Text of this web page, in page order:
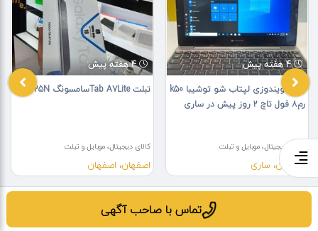
تماس با صاحب آگهی
4 هفته پیش
تبلت Tab A7Liteسامسونگ T225N
کالای دیجیتال، موبایل و تبلت
اصفهان، اصفهان
4 هفته پیش
تبلت ویندوزی لپتاب شو توشیبا k50
رم8 فول تاچ ۲ روز پیش در ساری
کالای دیجیتال، موبایل و تبلت
مازندران، ساری